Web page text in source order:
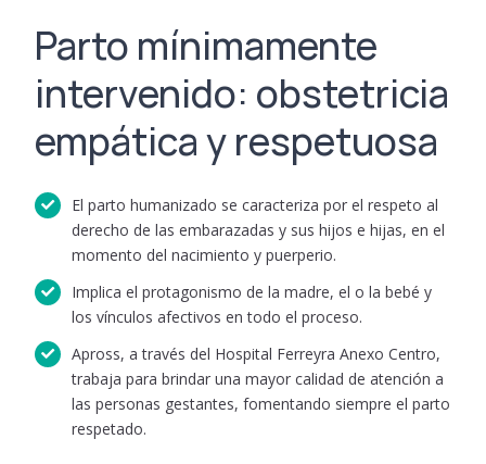
Cobertura
Cobertura fuera de Córdoba
Constancia de Afiliación / Negativa
Programas de Salud
Red de Farmacias
Tiras e Insulinas
Vacuna contra el Dengue
Pagá tu cuota
Inscripción Nuevos Prestadores
Portal de Prestadores
Tutoriales
Declaración de Staff
Guía de Validación INTERNACION
Guía de Validación APROSS AMBULATORIO
Plataforma de validación Odontológica
Verificación de Documento
Últimas Resoluciones
Contactanos
Parto mínimamente
intervenido: obstetricia
empática y respetuosa
El parto humanizado se caracteriza por el respeto al
derecho de las embarazadas y sus hijos e hijas, en el
momento del nacimiento y puerperio.
Implica el protagonismo de la madre, el o la bebé y
los vínculos afectivos en todo el proceso.
Apross, a través del Hospital Ferreyra Anexo Centro,
trabaja para brindar una mayor calidad de atención a
las personas gestantes, fomentando siempre el parto
respetado.